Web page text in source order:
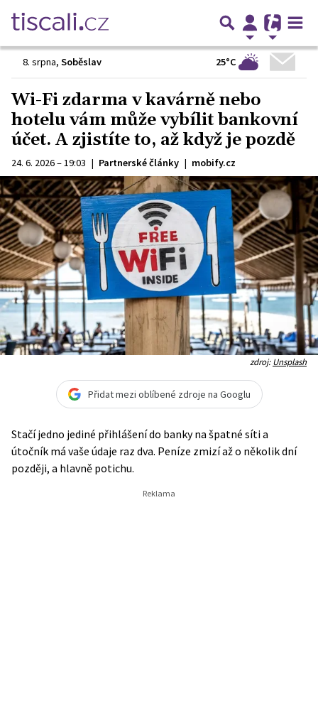
8. srpna, Soběslav 25°C
Wi-Fi zdarma v kavárně nebo
hotelu vám může vybílit bankovní
účet. A zjistíte to, až když je pozdě
24. 6. 2026 – 19:03 | Partnerské články | mobify.cz
zdroj:Unsplash
Přidat mezi oblíbené zdroje na Googlu
Stačí jedno jediné přihlášení do banky na špatné síti a
útočník má vaše údaje raz dva. Peníze zmizí až o několik dní
později, a hlavně potichu.